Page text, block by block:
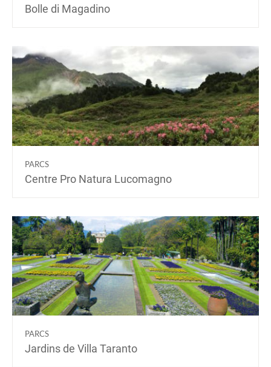
Bolle di Magadino
PARCS
Centre Pro Natura Lucomagno
PARCS
Jardins de Villa Taranto